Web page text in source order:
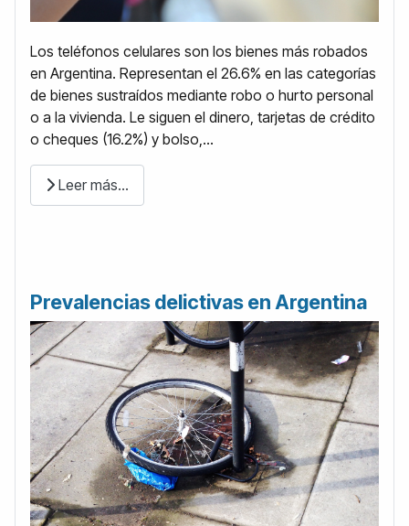
Los teléfonos celulares son los bienes más robados
en Argentina. Representan el 26.6% en las categorías
de bienes sustraídos mediante robo o hurto personal
o a la vivienda. Le siguen el dinero, tarjetas de crédito
o cheques (16.2%) y bolso,...
Leer más…
Prevalencias delictivas en Argentina